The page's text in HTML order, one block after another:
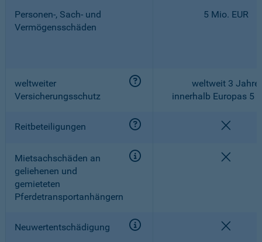
Personen-, Sach- und
Vermögensschäden
5 Mio. EUR
weltweiter
Versicherungsschutz
weltweit 3 Jahre,
innerhalb Europas 5
Reitbeteiligungen
Mietsachschäden an
geliehenen und
gemieteten
Pferdetransportanhängern
Neuwertentschädigung